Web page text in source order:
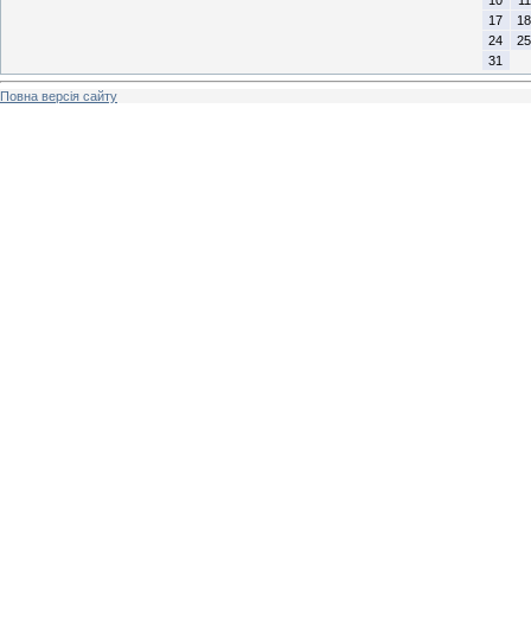
17
18
24
25
31
Повна версія сайту